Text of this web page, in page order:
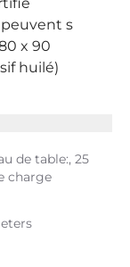
peuvent s
x 90
huilé)
de table:, 25
charge